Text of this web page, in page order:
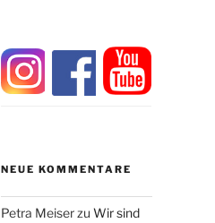
NEUE KOMMENTARE
Petra Meiser zuWir sind